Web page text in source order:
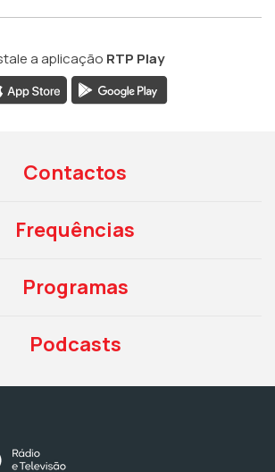
a aplicação RTP Play
Contactos
Frequências
Programas
Podcasts